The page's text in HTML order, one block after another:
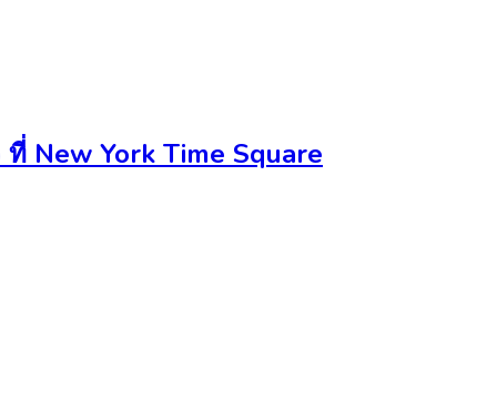
New York Time Square